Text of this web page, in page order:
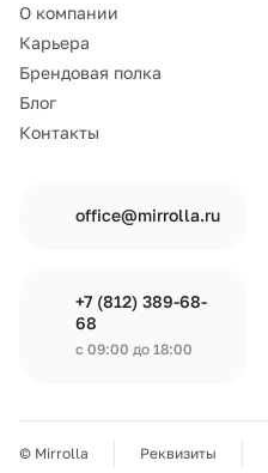
О компании
Карьера
Брендовая полка
Блог
Контакты
office@mirrolla.ru
+7 (812) 389-68-
68
с 09:00 до 18:00
© Mirrolla Реквизиты